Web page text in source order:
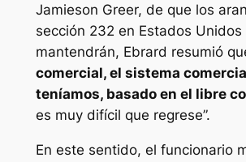
Jamieson Greer, de que los
sección 232 en Estados Unidos
mantendrán, Ebrard resumió
comercial, el sistema
teníamos, basado en el libre
es muy difícil que regrese”.
En este sentido, el funcionario